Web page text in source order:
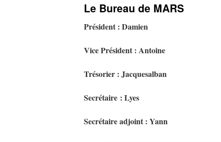
Le Bureau de MARS
Président : Damien
Vice Président : Antoine
Trésorier : Jacquesalban
Secrétaire : Lyes
Secrétaire adjoint : Yann